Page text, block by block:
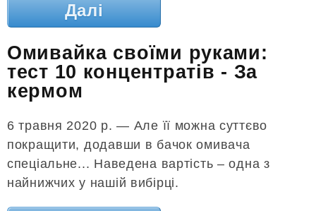
Далі
Омивайка своїми руками:
тест 10 концентратів - За
кермом
6 травня 2020 р. — Але її можна суттєво
покращити, додавши в бачок омивача
спеціальне... Наведена вартість – одна з
найнижчих у нашій вибірці.